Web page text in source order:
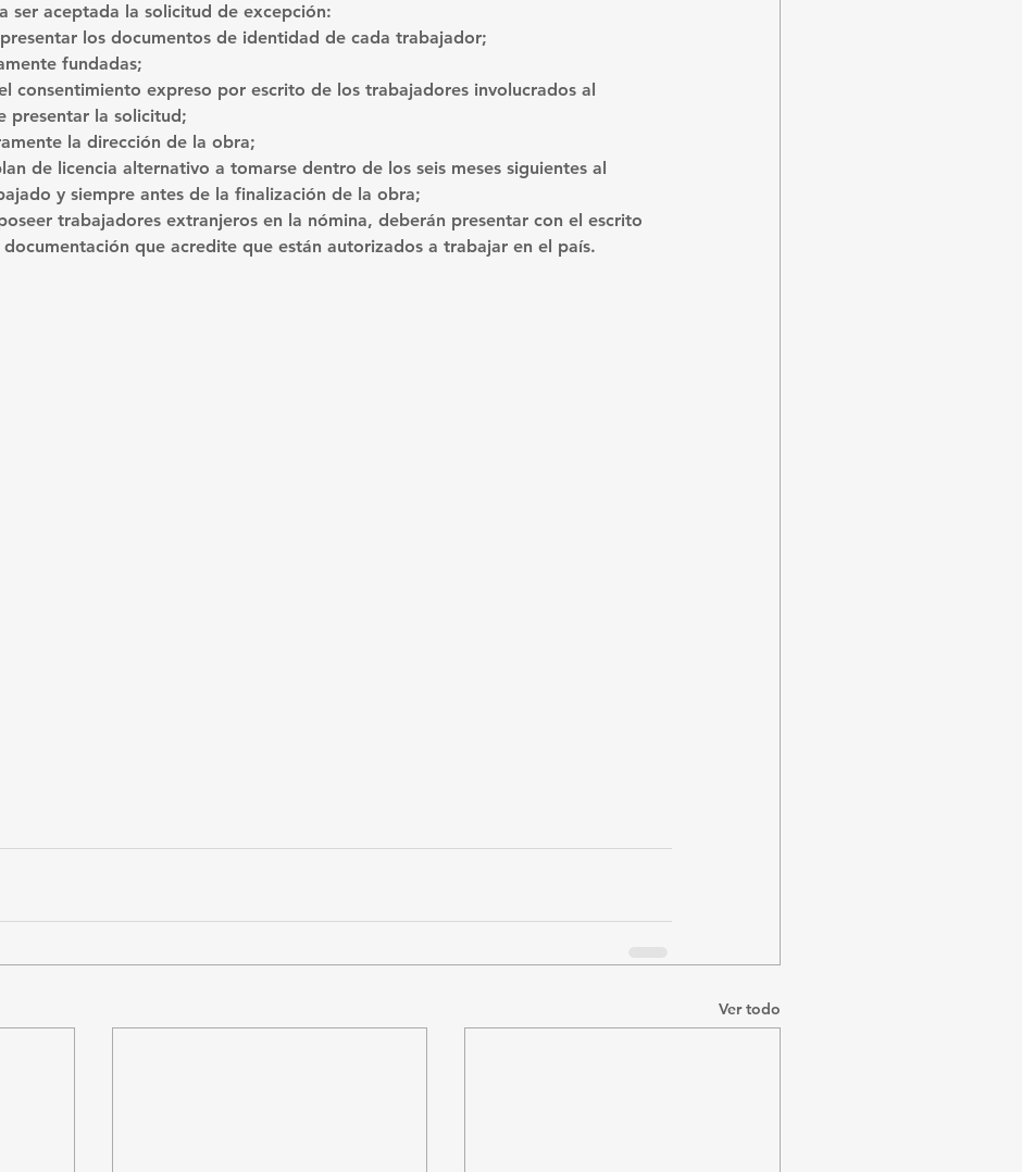
ser aceptada la solicitud de excepción:
los documentos de identidad de cada trabajador;
fundadas;
consentimiento expreso por escrito de los trabajadores involucrados al
presentar la solicitud;
la dirección de la obra;
de licencia alternativo a tomarse dentro de los seis meses siguientes al
y siempre antes de la finalización de la obra;
trabajadores extranjeros en la nómina, deberán presentar con el escrito
que acredite que están autorizados a trabajar en el país.
Ver todo